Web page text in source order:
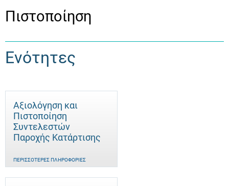
Πιστοποίηση
Ενότητες
Αξιολόγηση και
Πιστοποίηση
Συντελεστών
Παροχής Κατάρτισης
ΠΕΡΙΣΣΌΤΕΡΕΣ ΠΛΗΡΟΦΟΡΊΕΣ